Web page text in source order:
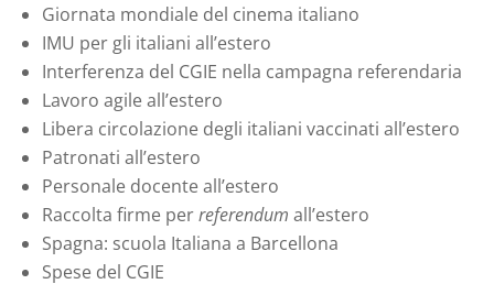
Giornata mondiale del cinema italiano
IMU per gli italiani all’estero
Interferenza del CGIE nella campagna referendaria
Lavoro agile all’estero
Libera circolazione degli italiani vaccinati all’estero
Patronati all’estero
Personale docente all’estero
Raccolta firme perreferendum all’estero
Spagna: scuola Italiana a Barcellona
Spese del CGIE